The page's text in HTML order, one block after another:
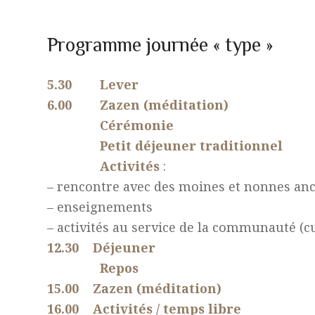
Programme journée « type »
5.30 Lever
6.00 Zazen (méditation)
Cérémonie
Petit déjeuner traditionnel
Activités :
– rencontre avec des moines et nonnes
– enseignements
– activités au service de la communauté
12.30 Déjeuner
Repos
15.00 Zazen (méditation)
16.00 Activités / temps libre